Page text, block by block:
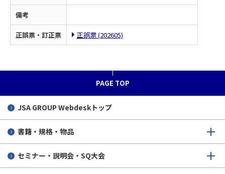
備考
正誤票・訂正票 正誤票 (202605)
PAGE TOP
JSA GROUP Webdeskトップ
書籍・規格・物品
セミナー・説明会・SQ大会